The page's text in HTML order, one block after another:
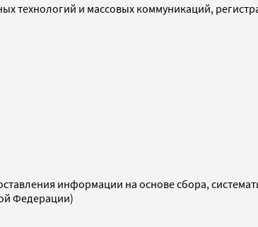
технологий и массовых коммуникаций,
информации на основе сбора,
Федерации)